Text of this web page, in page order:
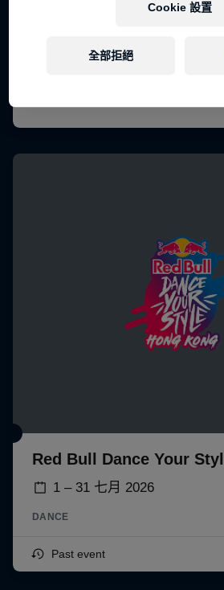
Red Bull Dance Your
1 – 31 七月 2026
DANCE
Past event
Cookie 設置
全部拒絕